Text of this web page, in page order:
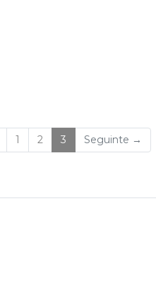
1 2 3(current)
Seguinte →